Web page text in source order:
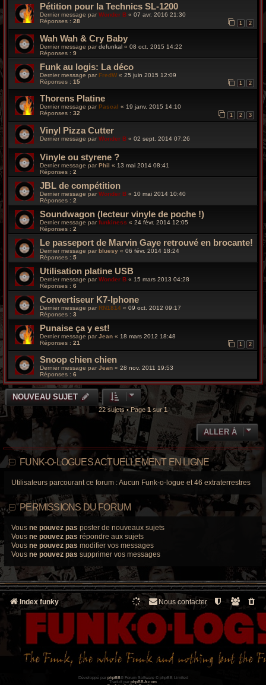
Pétition pour la Technics SL-1200
Dernier message par Wonder B « 07 avr. 2016 21:30
Réponses : 28 1 2
Wah Wah & Cry Baby
Dernier message pardefunkal « 08 oct. 2015 14:22
Réponses : 9
Funk au logis: La déco
Dernier message par FredW « 25 juin 2015 12:09
Réponses : 15 1 2
Thorens Platine
Dernier message parPascal « 19 janv. 2015 14:10
Réponses : 32 1 2 3
Vinyl Pizza Cutter
Dernier message par Wonder B « 02 sept. 2014 07:26
Vinyle ou styrene ?
Dernier message parPhil « 13 mai 2014 08:41
Réponses : 2
JBL de compétition
Dernier message par Wonder B « 10 mai 2014 10:40
Réponses : 2
Soundwagon (lecteur vinyle de poche !)
Dernier message parfunkiness « 24 févr. 2014 12:05
Réponses : 2
Le passeport de Marvin Gaye retrouvé en brocante!
Dernier message par bluesy « 06 févr. 2014 18:24
Réponses : 5
Utilisation platine USB
Dernier message parWonder B « 15 mars 2013 04:28
Réponses : 6
Convertiseur K7-Iphone
Dernier message par RN1814 « 09 oct. 2012 09:17
Réponses : 3
Punaise ça y est!
Dernier message parJean « 18 mars 2012 18:48
Réponses : 21 1 2
Snoop chien chien
Dernier message par Jean « 28 nov. 2011 19:53
Réponses : 6
NOUVEAU SUJET
22 sujets • Page 1 sur1
ALLER À
FUNK-O-LOGUES ACTUELLEMENT EN LIGNE
Utilisateurs parcourant ce forum : Aucun Funk-o-logue et 46 extraterrestres
PERMISSIONS DU FORUM
Vous ne pouvez pas poster de nouveaux sujets
Vous ne pouvez pas répondre aux sujets
Vous ne pouvez pas modifier vos messages
Vous ne pouvez pas supprimer vos messages
Index funky Nous contacter
Développé par phpBB® Forum Software © phpBB Limited
Traduit par phpBB-fr.com